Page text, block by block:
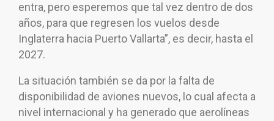
entra, pero esperemos que tal vez dentro de dos
años, para que regresen los vuelos desde
Inglaterra hacia Puerto Vallarta”, es decir, hasta el
2027.
La situación también se da por la falta de
disponibilidad de aviones nuevos, lo cual afecta a
nivel internacional y ha generado que aerolíneas